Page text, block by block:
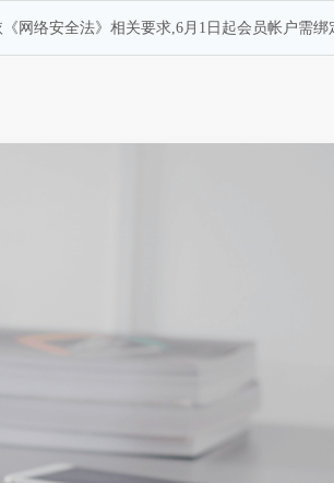
网络安全法》相关要求,6月1日起会员帐户需